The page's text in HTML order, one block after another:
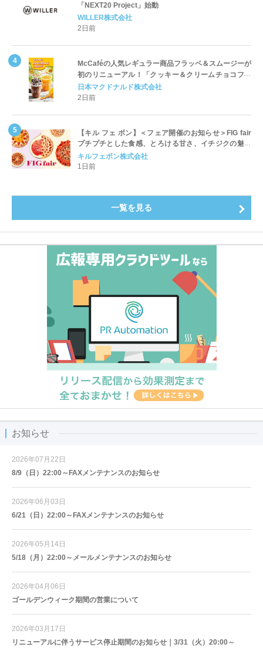
「NEXT20 Project」始動
WILLER株式会社
2日前
McCaféの人気レギュラー商品フラッペ＆スムージーが
初のリニューアル！「クッキー＆クリームチョコフラ
ッペ」「マンゴースムージー」8月5日（水）から販売
開始
日本マクドナルド株式会社
2日前
【キル フェ ボン】＜フェア開催のお知らせ＞FIG fair
プチプチとした食感、とろける甘さ、イチジクの魅力
をたっぷりと。新作を含め、イチジク尽くしの全4種が
登場8月20日（木）スタート
キルフェボン株式会社
1日前
一覧を見る
お知らせ
2026年07月22日
8/9（日）22:00～FAXメンテナンスのお知らせ
2026年06月03日
6/21（日）22:00～FAXメンテナンスのお知らせ
2026年05月14日
5/18（月）22:00～メールメンテナンスのお知らせ
2026年04月06日
ゴールデンウィーク期間の営業について
2026年03月17日
リニューアルに伴うサービス停止期間のお知らせ｜3/31（火）20:00～